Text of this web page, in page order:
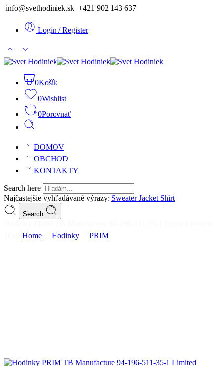
info@svethodiniek.sk +421 902 143 637
Login / Register
0Košík
0Wishlist
0Porovnať
DOMOV
OBCHOD
KONTAKTY
Search here
Najčastejšie vyhľadávané výrazy: SweaterJacket Shirt
Search
Home Hodinky PRIM